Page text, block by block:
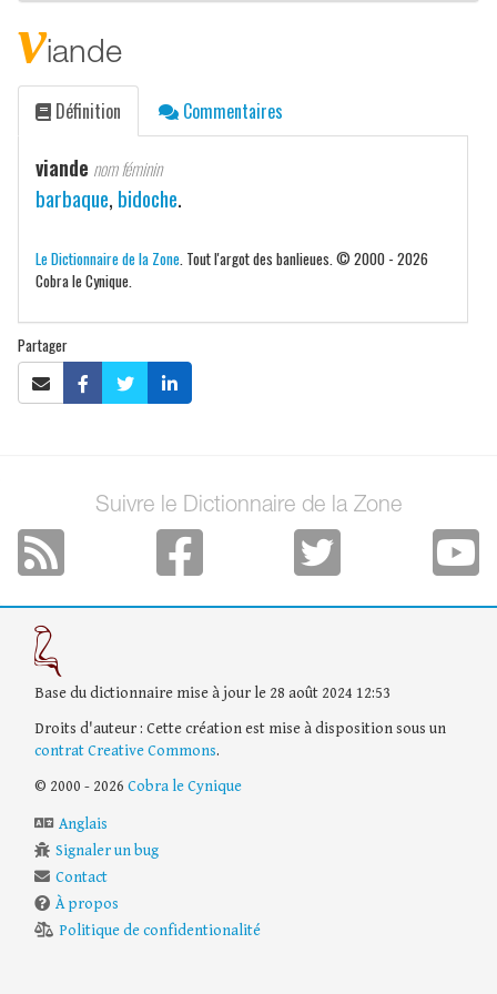
viande
Définition Commentaires
viande nom féminin
barbaque, bidoche.
Le Dictionnaire de la Zone . Tout l'argot des banlieues. © 2000 - 2026
Cobra le Cynique.
Partager
Suivre le Dictionnaire de la Zone
Base du dictionnaire mise à jour le 28 août 2024 12:53
Droits d'auteur : Cette création est mise à disposition sous un
contrat Creative Commons.
© 2000 - 2026 Cobra le Cynique
Anglais
Signaler un bug
Contact
À propos
Politique de confidentionalité